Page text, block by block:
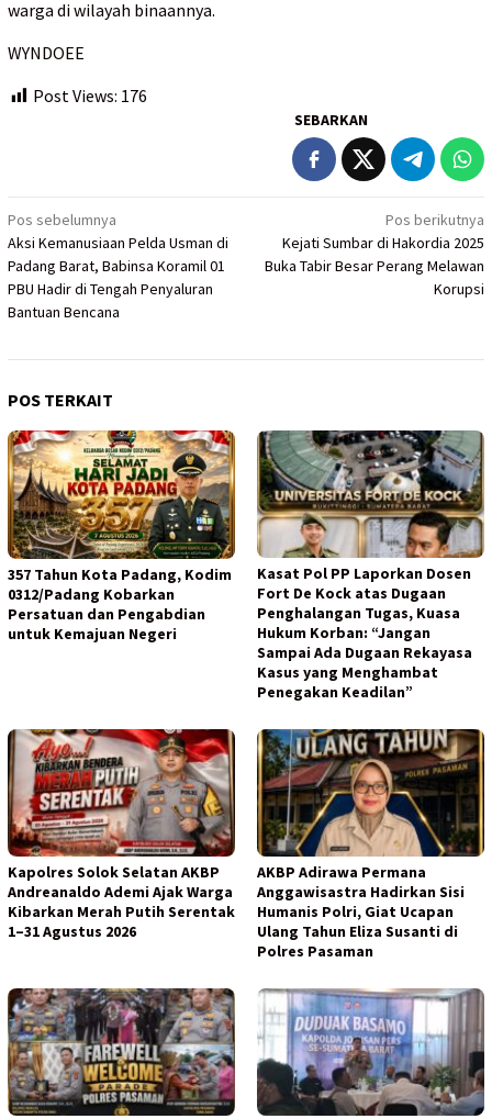
warga di wilayah binaannya.
WYNDOEE
Post Views: 176
SEBARKAN
Navigasi
pos
Pos sebelumnya
Aksi Kemanusiaan Pelda Usman di
Padang Barat, Babinsa Koramil 01
PBU Hadir di Tengah Penyaluran
Bantuan Bencana
Pos berikutnya
Kejati Sumbar di Hakordia 2025
Buka Tabir Besar Perang Melawan
Korupsi
POS TERKAIT
357 Tahun Kota Padang, Kodim
0312/Padang Kobarkan
Persatuan dan Pengabdian
untuk Kemajuan Negeri
Kasat Pol PP Laporkan Dosen
Fort De Kock atas Dugaan
Penghalangan Tugas, Kuasa
Hukum Korban: “Jangan
Sampai Ada Dugaan Rekayasa
Kasus yang Menghambat
Penegakan Keadilan”
Kapolres Solok Selatan AKBP
Andreanaldo Ademi Ajak Warga
Kibarkan Merah Putih Serentak
1–31 Agustus 2026
AKBP Adirawa Permana
Anggawisastra Hadirkan Sisi
Humanis Polri, Giat Ucapan
Ulang Tahun Eliza Susanti di
Polres Pasaman